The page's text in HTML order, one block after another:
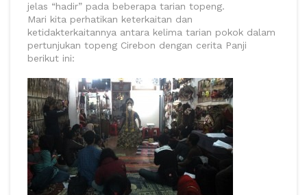
jelas “hadir” pada beberapa tarian topeng.
Mari kita perhatikan keterkaitan dan
ketidakterkaitannya antara kelima tarian pokok dalam
pertunjukan topeng Cirebon dengan cerita Panji
berikut ini: